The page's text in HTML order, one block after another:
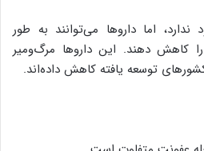
اما داروها می‌توانند به طور
کاهش دهند. این داروها مرگ‌ومیر
توسعه یافته کاهش داده‌اند.